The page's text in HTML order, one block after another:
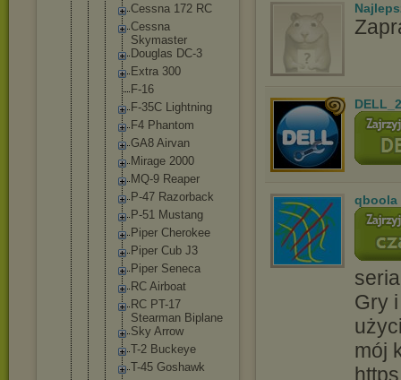
Cessna 172 RC
Cessna
Skymaster
Douglas DC-3
Extra 300
F-16
F-35C Lightning
F4 Phantom
GA8 Airvan
Mirage 2000
MQ-9 Reaper
P-47 Razorbac k
P-51 Mustang
Piper Cherokee
Piper Cub J3
Piper Seneca
RC Airboat
RC PT-17
Stearman Biplane
Sky Arrow
T-2 Buckeye
T-45 Goshawk
qboola
Gry
mój